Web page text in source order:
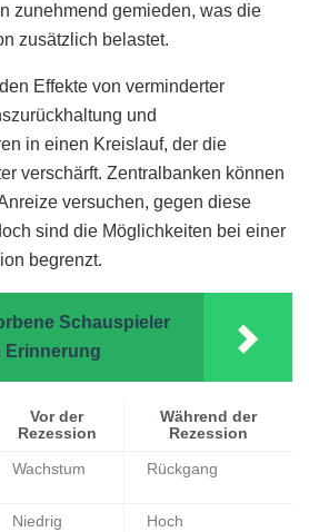
zunehmend gemieden, was die
zusätzlich belastet.
Effekte von verminderter
und
in einen Kreislauf, der die
verschärft. Zentralbanken können
versuchen, gegen diese
sind die Möglichkeiten bei einer
begrenzt.
Schauspieler
Erinnerung
Vor der
Rezession
Während der
Rezession
Wachstum Rückgang
Niedrig Hoch